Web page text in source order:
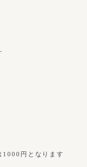
円となります